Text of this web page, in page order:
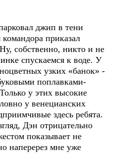
джип в тени
приказал
собственно, никто и не
спускаемся к воде. У
узких «банок» -
поплавками-
у этих высокие
у венецианских
здесь ребята.
Дэн отрицательно
показывает не
наперерез мне уже